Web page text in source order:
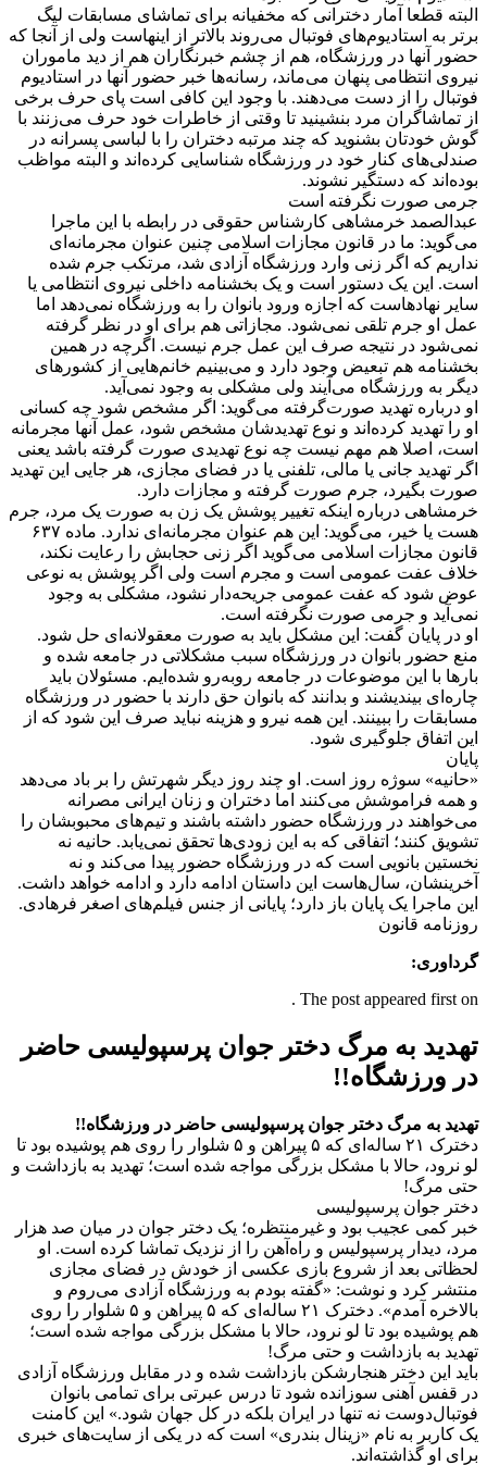
البته قطعا آمار دخترانی که مخفیانه برای تماشای مسابقات لیگ
برتر به استادیوم‌های فوتبال می‌روند بالاتر از اینهاست ولی از آنجا که
حضور آنها در ورزشگاه، هم از چشم خبرنگاران هم از دید ماموران
نیروی انتظامی‌ پنهان می‌ماند، رسانه‌ها خبر حضور آنها در استادیوم
فوتبال را از دست می‌دهند. با وجود این کافی است پای حرف برخی
از تماشاگران مرد بنشینید تا وقتی از خاطرات خود حرف می‌زنند با
گوش خودتان بشنوید که چند مرتبه دختران را با لباسی پسرانه در
صندلی‌های کنار خود در ورزشگاه شناسایی کرده‌اند و البته مواظب
بوده‌اند که دستگیر نشوند.
جرمی‌ صورت نگرفته است
عبدالصمد خرمشاهی کارشناس حقوقی در رابطه با این ماجرا
می‌گوید: ما در قانون مجازات اسلامی‌ چنین عنوان مجرمانه‌ای
نداریم که اگر زنی وارد ورزشگاه آزادی شد، مرتکب جرم شده
است. این یک دستور است و یک بخشنامه داخلی نیروی انتظامی‌ یا
سایر نهادهاست که اجازه ورود بانوان را به ورزشگاه نمی‌دهد اما
عمل او جرم تلقی نمی‌شود. مجازاتی هم برای او در نظر گرفته
نمی‌شود در نتیجه صرف این عمل جرم نیست. اگرچه در همین
بخشنامه هم تبعیض وجود دارد و می‌بینیم خانم‌هایی از کشورهای
دیگر به ورزشگاه می‌آیند ولی مشکلی به وجود نمی‌آید.
او درباره تهدید صورت‌گرفته می‌گوید: اگر مشخص شود چه کسانی
او را تهدید کرده‌اند و نوع تهدیدشان مشخص شود، عمل آنها مجرمانه
است، اصلا هم مهم نیست چه نوع تهدیدی صورت گرفته باشد یعنی
اگر تهدید جانی یا مالی، تلفنی یا در فضای مجازی، هر جایی این تهدید
صورت بگیرد، جرم صورت گرفته و مجازات دارد.
خرمشاهی درباره اینکه تغییر پوشش یک زن به صورت یک مرد، جرم
هست یا خیر، می‌گوید: این هم عنوان مجرمانه‌ای ندارد. ماده ۶۳۷
قانون مجازات اسلامی‌ می‌گوید اگر زنی حجابش را رعایت نکند،
خلاف عفت عمومی‌ است و مجرم است ولی اگر پوشش به نوعی
عوض شود که عفت عمومی‌ جریحه‌دار نشود، مشکلی به وجود
نمی‌آید و جرمی‌ صورت نگرفته است.
او در پایان گفت: این مشکل باید به صورت معقولانه‌ای حل شود.
منع حضور بانوان در ورزشگاه سبب مشکلاتی در جامعه شده و
بارها با این موضوعات در جامعه روبه‌رو شده‌ایم. مسئولان باید
چاره‌ای بیندیشند و بدانند که بانوان حق دارند با حضور در ورزشگاه
مسابقات را ببینند. این همه نیرو و هزینه نباید صرف این شود که از
این اتفاق جلوگیری شود.
پایان
«حانیه» سوژه روز است. او چند روز دیگر شهرتش را بر باد می‌دهد
و همه فراموشش می‌کنند اما دختران و زنان ایرانی مصرانه
می‌خواهند در ورزشگاه حضور داشته باشند و تیم‌های محبوبشان را
تشویق کنند؛ اتفاقی که به این زودی‌ها تحقق نمی‌یابد. حانیه نه
نخستین بانویی است که در ورزشگاه حضور پیدا می‌کند و نه
آخرینشان، سال‌هاست این داستان ادامه دارد و ادامه خواهد داشت.
این ماجرا یک پایان باز دارد؛ پایانی از جنس فیلم‌های اصغر فرهادی.
روزنامه قانون
گرداوری:
The post appeared first on .
تهدید به مرگ دختر جوان پرسپولیسی حاضر
در ورزشگاه!!
تهدید به مرگ دختر جوان پرسپولیسی حاضر در ورزشگاه!!
دخترک ۲۱ ساله‌ای که ۵ پیراهن و ۵ شلوار را روی هم پوشیده بود تا
لو نرود، حالا با مشکل بزرگی مواجه شده است؛ تهدید به بازداشت و
حتی مرگ!
دختر جوان پرسپولیسی
خبر کمی‌ عجیب بود و غیرمنتظره؛ یک دختر جوان در میان صد هزار
مرد، دیدار پرسپولیس و راه‌آهن را از نزدیک تماشا کرده است. او
لحظاتی بعد از شروع بازی عکسی از خودش در فضای مجازی
منتشر کرد و نوشت: «گفته بودم به ورزشگاه آزادی می‌روم و
بالاخره آمدم». دخترک ۲۱ ساله‌ای که ۵ پیراهن و ۵ شلوار را روی
هم پوشیده بود تا لو نرود، حالا با مشکل بزرگی مواجه شده است؛
تهدید به بازداشت و حتی مرگ!
باید این دختر هنجارشکن بازداشت شده و در مقابل ورزشگاه آزادی
در قفس آهنی سوزانده شود تا درس عبرتی برای تمامی‌ بانوان
فوتبال‌دوست نه تنها در ایران بلکه در کل جهان شود.» این کامنت
یک کاربر به نام «زینال بندری» است که در یکی از سایت‌های خبری
برای او گذاشته‌اند.